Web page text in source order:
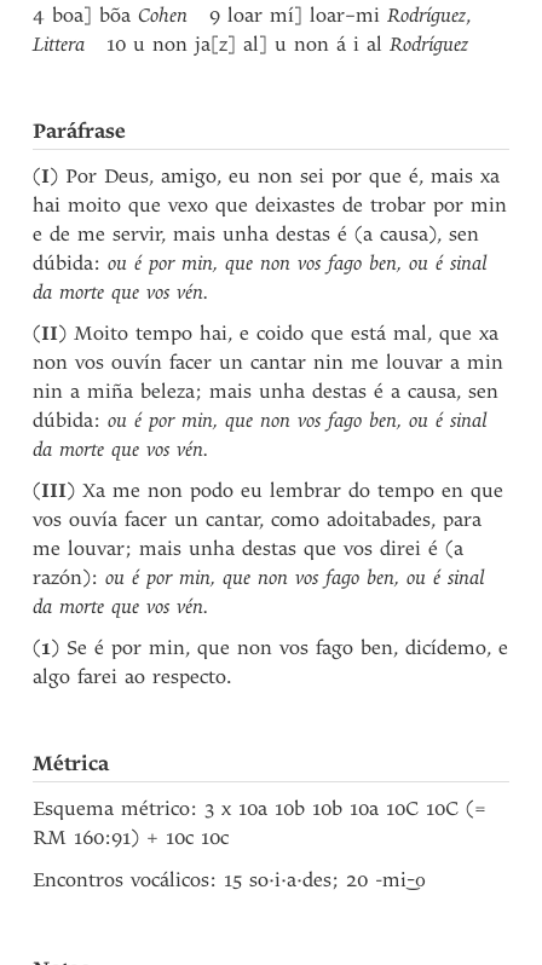
4 boa] bõaCohen 9 loar mí] loar–miRodríguez,
Littera 10 u non ja[z] al] u non á i alRodríguez
Paráfrase
(I) Por Deus, amigo, eu non sei por que é, mais xa
hai moito que vexo que deixastes de trobar por min
e de me servir, mais unha destas é (a causa), sen
dúbida:ou é por min, que non vos fago ben, ou é sinal
da morte que vos vén.
(II) Moito tempo hai, e coido que está mal, que xa
non vos ouvín facer un cantar nin me louvar a min
nin a miña beleza; mais unha destas é a causa, sen
dúbida:ou é por min, que non vos fago ben, ou é sinal
da morte que vos vén.
(III) Xa me non podo eu lembrar do tempo en que
vos ouvía facer un cantar, como adoitabades, para
me louvar; mais unha destas que vos direi é (a
razón):ou é por min, que non vos fago ben, ou é sinal
da morte que vos vén.
(1) Se é por min, que non vos fago ben, dicídemo, e
algo farei ao respecto.
Métrica
Esquema métrico: 3 x 10a 10b 10b 10a 10C 10C (=
RM 160:91) + 10c 10c
Encontros vocálicos: 15 so·i·a·des; 20 -mi-o